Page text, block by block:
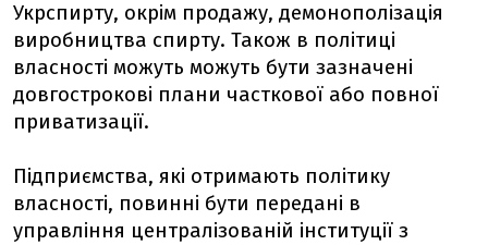
Укрспирту, окрім продажу, демонополізація
виробництва спирту. Також в політиці
власності можуть можуть бути зазначені
довгострокові плани часткової або повної
приватизації.
Підприємства, які отримають політику
власності, повинні бути передані в
управління централізованій інституції з